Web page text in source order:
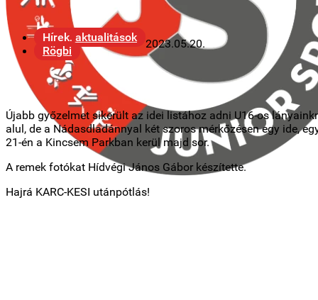
Hírek, aktualitások
Rögbi
2023.05.20.
Újabb győzelmet sikerült az idei listához adni U16-os
alul, de a Nádasdladánnyal két szoros mérkőzésen egy ide,
21-én a Kincsem Parkban kerül majd sor.
A remek fotókat Hídvégi János Gábor készítette.
Hajrá KARC-KESI utánpótlás!